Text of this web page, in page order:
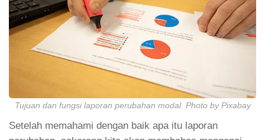
Tujuan dan fungsi laporan perubahan modal. Photo by Pixabay
Setelah memahami dengan baik apa itu laporan